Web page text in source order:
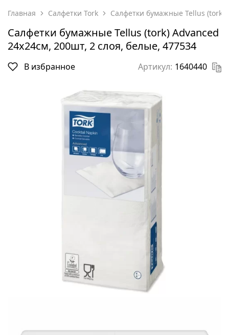
Главная Салфетки Tork Салфетки бумажные Tellus (tork)
Салфетки бумажные Tellus (tork) Advanced
24х24см, 200шт, 2 слоя, белые, 477534
В избранное Артикул: 1640440